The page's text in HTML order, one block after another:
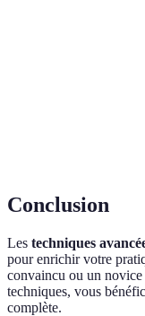
Conclusion
Les techniques
pour enrichir votre
convaincu ou un novice
techniques, vous
complète.